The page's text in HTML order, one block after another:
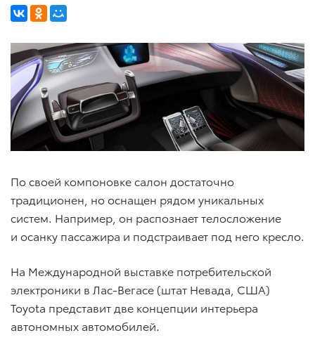
По своей компоновке салон достаточно
традиционен, но оснащен рядом уникальных
систем. Например, он распознает телосложение
и осанку пассажира и подстраивает под него кресло.
На Международной выставке потребительской
электроники в Лас-Вегасе (штат Невада, США)
Toyota представит две концепции интерьера
автономных автомобилей.